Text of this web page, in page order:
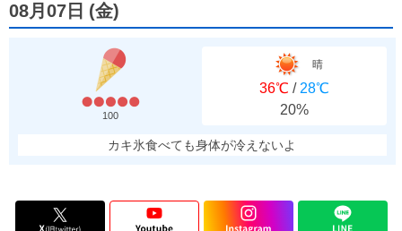
08月07日 (金)
100
晴
36℃ / 28℃
20%
カキ氷食べても身体が冷えないよ